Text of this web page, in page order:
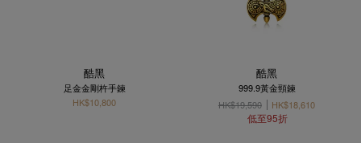
酷黑
足金金剛杵手鍊
HK$10,800
酷黑
999.9黃金頸鍊
HK$19,590
HK$18,610
低至95折